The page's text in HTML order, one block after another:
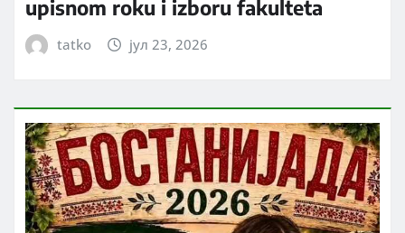
upisnom roku i izboru fakulteta
tatko јул 23, 2026